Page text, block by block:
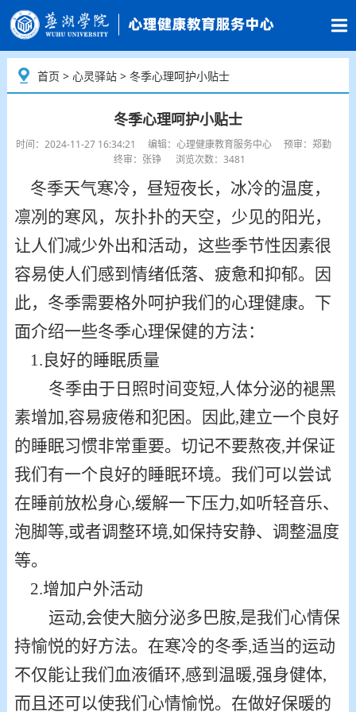
首页 >心灵驿站 > 冬季心理呵护小贴士
冬季心理呵护小贴士
时间：2024-11-27 16:34:21 编辑：心理健康教育服务中心 预审：郑勤
终审：张铮 浏览次数：3481
冬季天气寒冷， 昼短夜长， 冰冷的温度，
凛冽的寒风， 灰扑扑的天空， 少见的阳光，
让人们减少外出和活动，这些季节性因素很
容易使人们感到 情绪低落、疲惫和抑郁。
因
此， 冬季需要格外呵护我们的心理健康。下
面介绍一些冬季心理保健的方法：
1.良好的睡眠质量
冬季由于日照时间变短,人体分泌的褪黑
素增加,容易疲倦和犯困。因此,建立一个良好
的睡眠习惯非常重要。切记不要熬夜,并保证
我们有一个良好的睡眠环境。我们可以尝试
在睡前放松身心,缓解一下压力,如听轻音乐、
泡脚等,或者调整环境,如保持安静、调整温度
等。
2.增加户外活动
运动,会使大脑分泌多巴胺,是我们心情保
持愉悦的好方法。在寒冷的冬季,适当的运动
不仅能让我们血液循环,感到温暖,强身健体,
而且还可以使我们心情愉悦。 在做好保暖的